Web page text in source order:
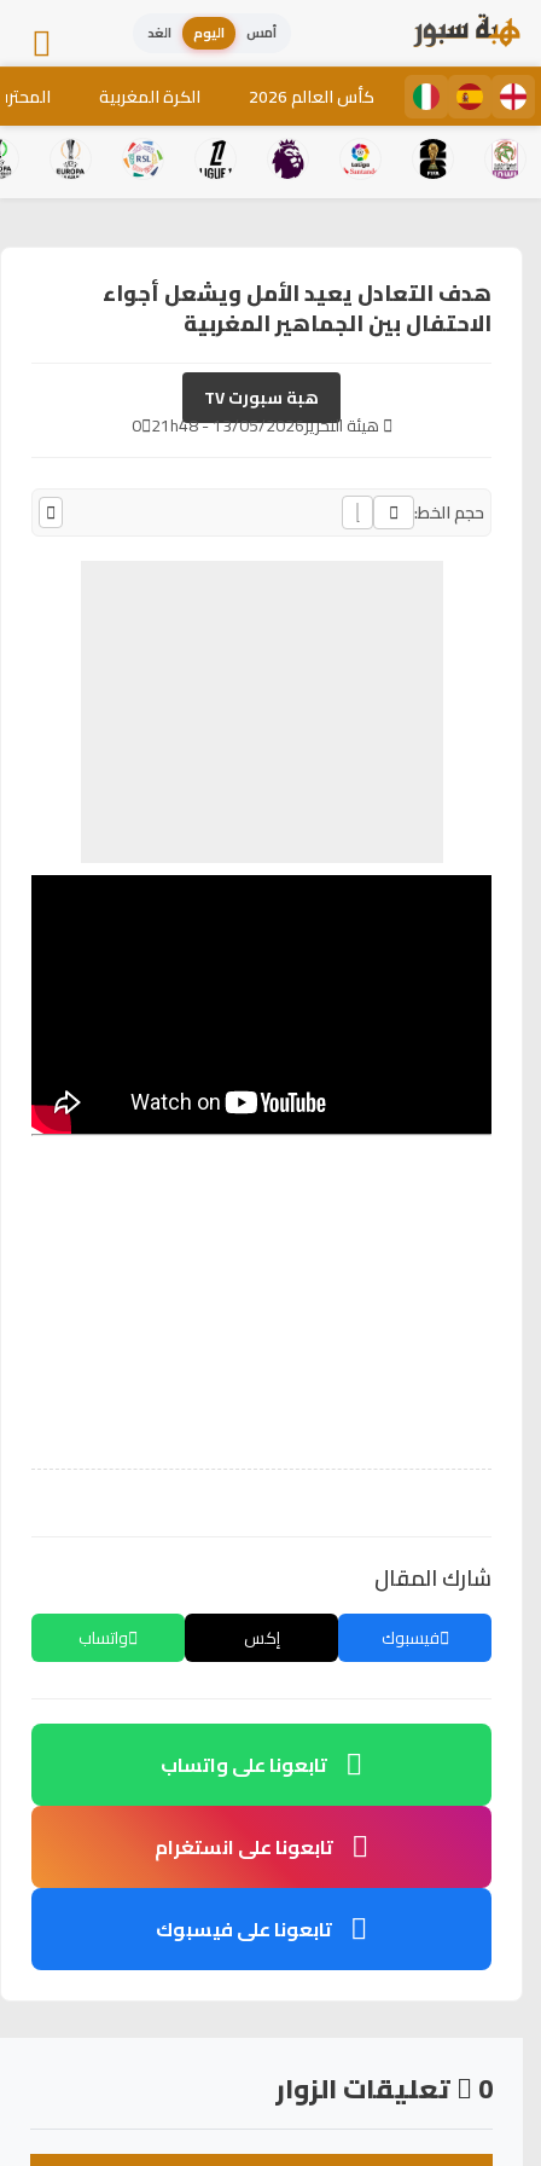
أمس اليوم الغد
كأس العالم 2026 الكرة المغربية
هدف التعادل يعيد الأمل ويشعل أجواء
الاحتفال بين الجماهير المغربية
هبة سبورت TV
هيئة التحرير13/05/2026 - 21h48
0
حجم الخط:
شارك المقال
فيسبوك إكس واتساب
تابعونا على واتساب
تابعونا على انستغرام
تابعونا على فيسبوك
0 تعليقات الزوار